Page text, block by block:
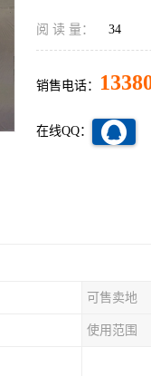
阅 读 量： 34
销售电话：
在线QQ：
可售卖地
使用范围